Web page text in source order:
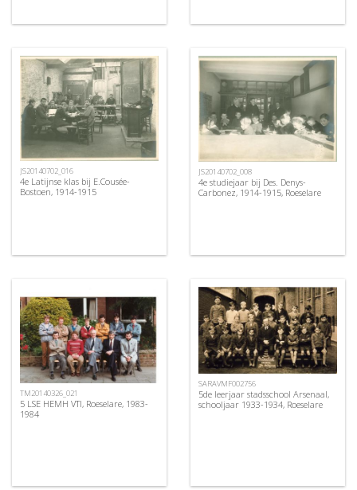
JS20140702_016
4e Latijnse klas bij E.Cousée-
Bostoen, 1914-1915
JS20140702_008
4e studiejaar bij Des. Denys-
Carbonez, 1914-1915, Roeselare
TM20140326_021
5 LSE HEMH VTI, Roeselare, 1983-
1984
SARAVMF002756
5de leerjaar stadsschool Arsenaal,
schooljaar 1933-1934, Roeselare